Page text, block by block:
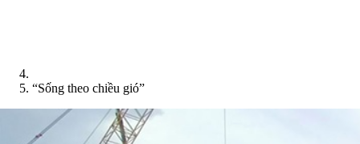
“Sống theo chiều gió”